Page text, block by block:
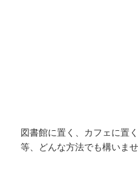
図書館に置く、カフェに置
等、どんな方法でも構いませ